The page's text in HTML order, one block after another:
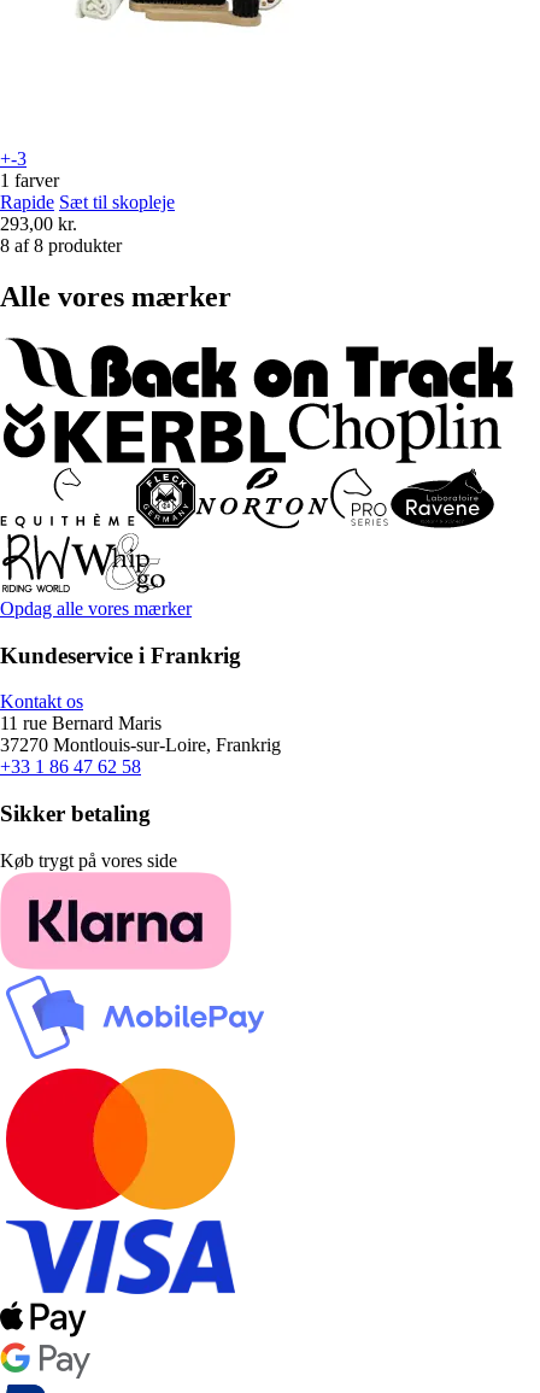
+-3
1 farver
Rapide Sæt til skopleje
293,00 kr.
8 af 8 produkter
Alle vores mærker
Opdag alle vores mærker
Kundeservice i Frankrig
Kontakt os
11 rue Bernard Maris
37270 Montlouis-sur-Loire, Frankrig
+33 1 86 47 62 58
Sikker betaling
Køb trygt på vores side